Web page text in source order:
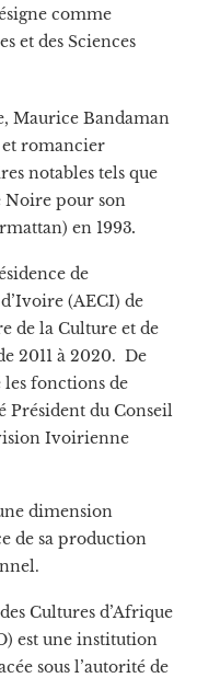
comme
et des Sciences
Maurice Bandaman
et romancier
notables tels que
Noire pour son
en 1993.
de
(AECI) de
de la Culture et de
2011 à 2020. De
fonctions de
Président du Conseil
Ivoirienne
dimension
de sa production
Cultures d’Afrique
est une institution
sous l’autorité de